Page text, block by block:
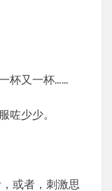
杯又一杯……
咗少少。
或者，刺激思